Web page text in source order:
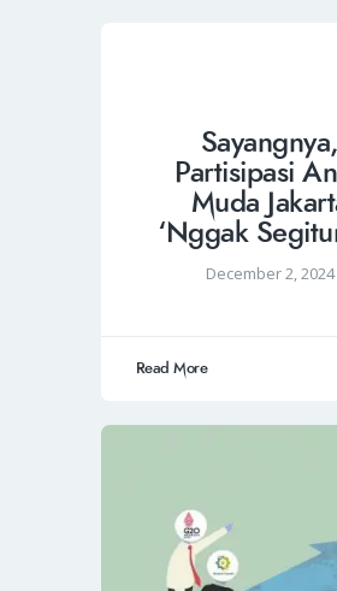
Sayangnya,
Partisipasi
Muda
‘Nggak
December 2, 2024
Read More